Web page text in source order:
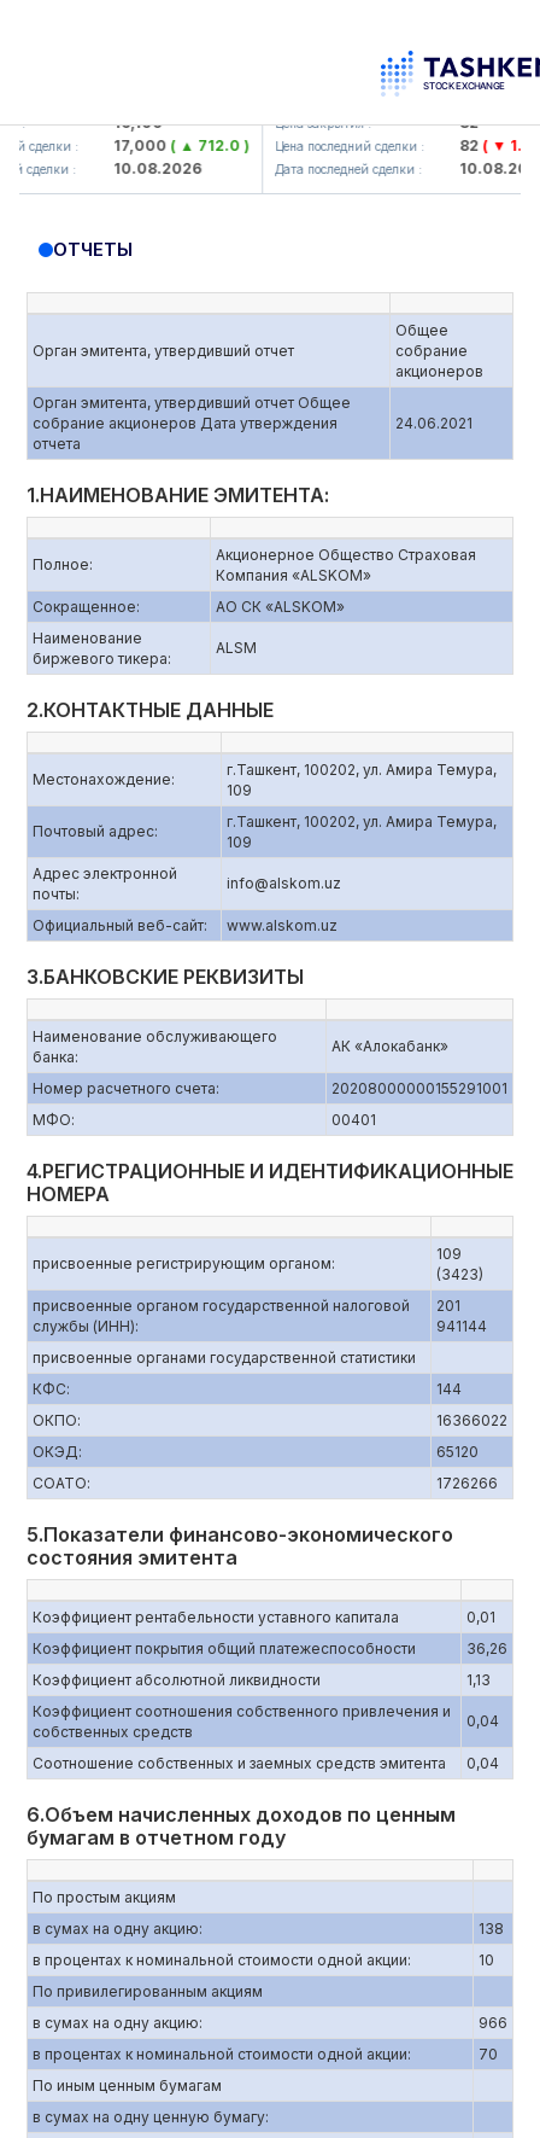
16,100
: 17,000( ▲ 712.0 )
: 10.08.2026
KFSK (<Kafolat sug'urta
Цена закрытия : 82
Цена последний сделки : 82 ( ▼ 1.91 )
Дата последней сделки : 10.08.2026
ОТЧЕТЫ
Орган эмитента, утвердивший отчет
Общее
собрание
акционеров
Орган эмитента, утвердивший отчет Общее
собрание акционеров Дата утверждения
отчета
24.06.2021
1.НАИМЕНОВАНИЕ ЭМИТЕНТА:
Полное:
Акционерное Общество Страховая
Компания «ALSKOM»
Сокращенное:
АО СК «ALSKOM»
Наименование
биржевого тикера:
ALSM
2.КОНТАКТНЫЕ ДАННЫЕ
Местонахождение:
г.Ташкент, 100202, ул. Амира Темура,
109
Почтовый адрес:
г.Ташкент, 100202, ул. Амира Темура,
109
Адрес электронной
почты:
info@alskom.uz
Официальный веб-сайт: www.alskom.uz
3.БАНКОВСКИЕ РЕКВИЗИТЫ
Наименование обслуживающего
банка:
АК «Алокабанк»
Номер расчетного счета:
20208000000155291001
МФО:
00401
4.РЕГИСТРАЦИОННЫЕ И ИДЕНТИФИКАЦИОННЫЕ
НОМЕРА
присвоенные регистрирующим органом:
109
(3423)
присвоенные органом государственной налоговой
службы (ИНН):
201
941144
присвоенные органами государственной статистики
КФС:
144
ОКПО:
16366022
ОКЭД:
65120
СОАТО:
1726266
5.Показатели финансово-экономического
состояния эмитента
Коэффициент рентабельности уставного капитала
0,01
Коэффициент покрытия общий платежеспособности
36,26
Коэффициент абсолютной ликвидности
1,13
Коэффициент соотношения собственного привлечения и
собственных средств
0,04
Соотношение собственных и заемных средств эмитента 0,04
6.Объем начисленных доходов по ценным
бумагам в отчетном году
По простым акциям
в сумах на одну акцию:
138
в процентах к номинальной стоимости одной акции:
10
По привилегированным акциям
в сумах на одну акцию:
966
в процентах к номинальной стоимости одной акции:
70
По иным ценным бумагам
в сумах на одну ценную бумагу: